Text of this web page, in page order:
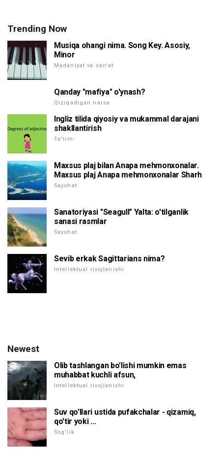
Trending Now
Musiqa ohangi nima. Song Key. Asosiy,
Minor
Madaniyat va san'at
Qanday "mafiya" o'ynash?
Qiziqadigan narsa
Ingliz tilida qiyosiy va mukammal darajani
shakllantirish
Ta'lim:
Maxsus plaj bilan Anapa mehmonxonalar.
Maxsus plaj Anapa mehmonxonalar Sharh
Sayohat
Sanatoriyasi "Seagull" Yalta: o'tilganlik
sanasi rasmlar
Sayohat
Sevib erkak Sagittarians nima?
Intellektual rivojlanishi
Newest
Olib tashlangan bo'lishi mumkin emas
muhabbat kuchli afsun,
Intellektual rivojlanishi
Suv qo'llari ustida pufakchalar - qizamiq,
qo'tir yoki ...
Sog'lik